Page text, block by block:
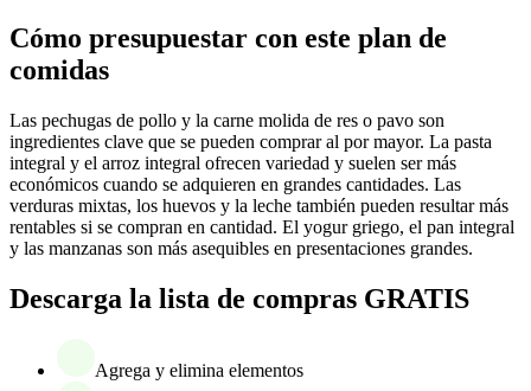
Cómo presupuestar con este plan de
comidas
Las pechugas de pollo y la carne molida de res o pavo son
ingredientes clave que se pueden comprar al por mayor. La pasta
integral y el arroz integral ofrecen variedad y suelen ser más
económicos cuando se adquieren en grandes cantidades. Las
verduras mixtas, los huevos y la leche también pueden resultar más
rentables si se compran en cantidad. El yogur griego, el pan integral
y las manzanas son más asequibles en presentaciones grandes.
Descarga la lista de compras GRATIS
Agrega y elimina elementos